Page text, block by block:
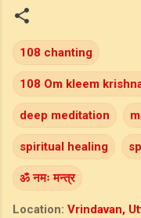
108 chanting
108 Om kleem
deep meditation
spiritual healing
ॐ नमः मन्त्र
Location: Vrindavan,